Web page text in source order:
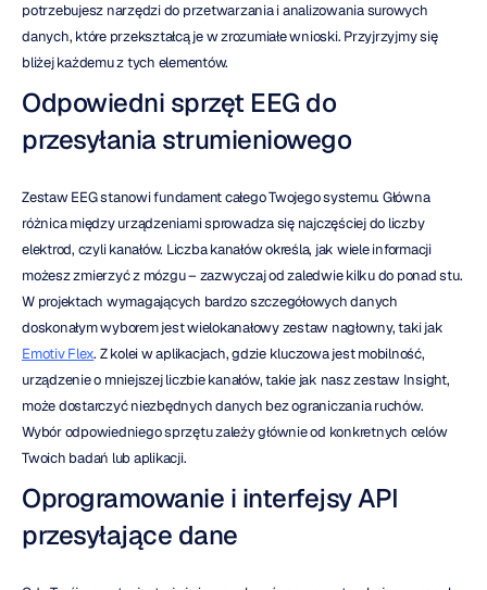
potrzebujesz narzędzi do przetwarzania i analizowania surowych
danych, które przekształcą je w zrozumiałe wnioski. Przyjrzyjmy się
bliżej każdemu z tych elementów.
Odpowiedni sprzęt EEG do
przesyłania strumieniowego
Zestaw EEG stanowi fundament całego Twojego systemu. Główna
różnica między urządzeniami sprowadza się najczęściej do liczby
elektrod, czyli kanałów. Liczba kanałów określa, jak wiele informacji
możesz zmierzyć z mózgu – zazwyczaj od zaledwie kilku do ponad stu.
W projektach wymagających bardzo szczegółowych danych
Emotiv Flex. Z kolei w aplikacjach, gdzie kluczowa jest mobilność,
urządzenie o mniejszej liczbie kanałów, takie jak nasz zestaw Insight,
może dostarczyć niezbędnych danych bez ograniczania ruchów.
Wybór odpowiedniego sprzętu zależy głównie od konkretnych celów
Twoich badań lub aplikacji.
Oprogramowanie i interfejsy API
przesyłające dane